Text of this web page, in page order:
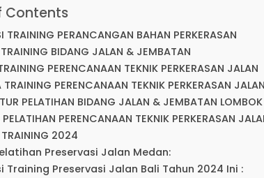
Contents
TRAINING PERANCANGAN BAHAN PERKERASAN
BIDANG JALAN & JEMBATAN
PERENCANAAN TEKNIK PERKERASAN JALAN
TRAINING PERENCANAAN TEKNIK PERKERASAN
PELATIHAN BIDANG JALAN & JEMBATAN LOMBOK
PERENCANAAN TEKNIK PERKERASAN
2024
Preservasi Jalan Medan:
Training Preservasi Jalan Bali Tahun 2024 Ini :